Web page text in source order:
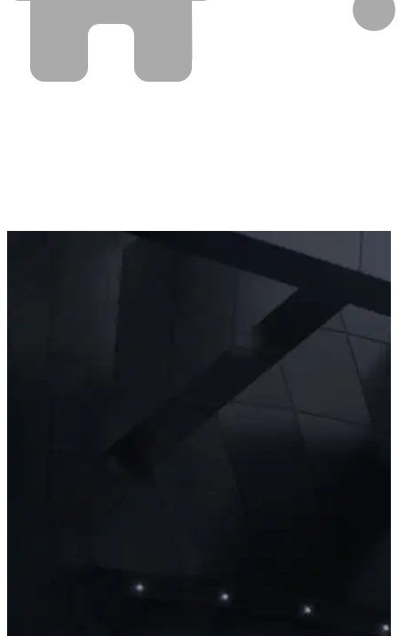
신재생 에너지 해표산업(주)이 앞서가겠습니다.
해표산업㈜는 친환경 에너지를 선도하는 기업으로서 농업,임
업,축산업에서 발생하는 바이오매스 에너지를
활용하여 펠릿화하는 제조기 펠릿성형기술, 저산소 조건하에
열분해하는 바이오차 생산설비등 환경관련사업의
다양한 분야에서 개술개발과 발전을 위해 노력하고 있습니다